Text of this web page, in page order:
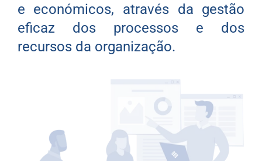
e económicos, através da gestão
eficaz dos processos e dos
recursos da organização.